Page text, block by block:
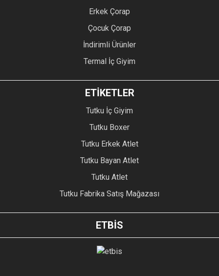
Erkek Çorap
Çocuk Çorap
İndirimli Ürünler
Termal İç Giyim
ETİKETLER
Tutku İç Giyim
Tutku Boxer
Tutku Erkek Atlet
Tutku Bayan Atlet
Tutku Atlet
Tutku Fabrika Satış Mağazası
ETBİS